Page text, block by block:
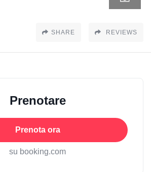
SHARE REVIEWS
Prenotare
Prenota ora
su booking.com